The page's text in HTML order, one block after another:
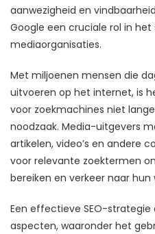
aanwezigheid en
Google een cruciale rol in het
mediaorganisaties.
Met miljoenen mensen die
uitvoeren op het internet, is
voor zoekmachines niet
noodzaak. Media-uitgevers
artikelen, video’s en andere
voor relevante zoektermen
bereiken en verkeer naar hun
Een effectieve SEO-
aspecten, waaronder het